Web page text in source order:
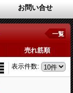
お問い合せ
一覧
売れ筋順
表示件数: